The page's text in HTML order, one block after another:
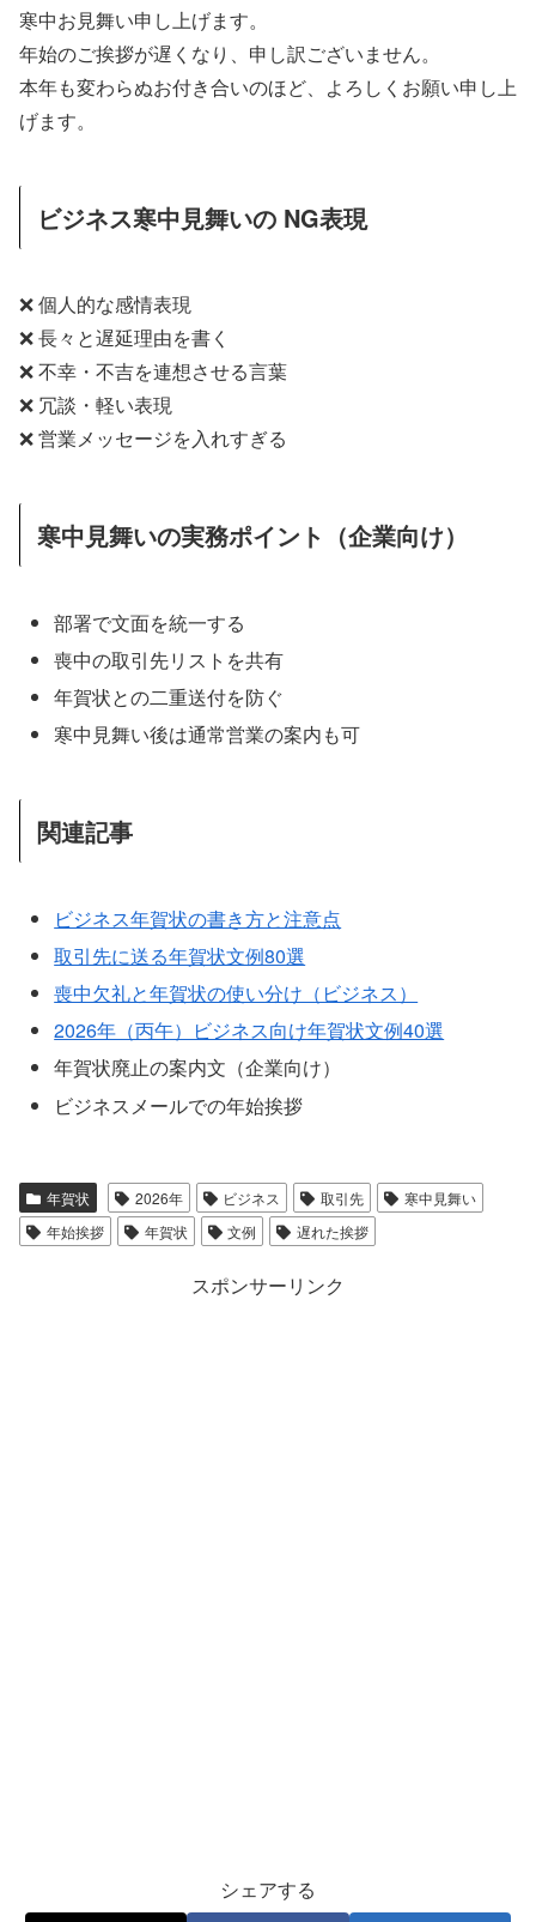
寒中お見舞い申し上げます。
年始のご挨拶が遅くなり、申し訳ございません。
本年も変わらぬお付き合いのほど、よろしくお願い申し上
げます。
ビジネス寒中見舞いの NG表現
❌ 個人的な感情表現
❌ 長々と遅延理由を書く
❌ 不幸・不吉を連想させる言葉
❌ 冗談・軽い表現
❌ 営業メッセージを入れすぎる
寒中見舞いの実務ポイント（企業向け）
部署で文面を統一する
喪中の取引先リストを共有
年賀状との二重送付を防ぐ
寒中見舞い後は通常営業の案内も可
関連記事
ビジネス年賀状の書き方と注意点
取引先に送る年賀状文例80選
喪中欠礼と年賀状の使い分け（ビジネス）
2026年（丙午）ビジネス向け年賀状文例40選
年賀状廃止の案内文（企業向け）
ビジネスメールでの年始挨拶
年賀状 2026年 ビジネス 取引先
寒中見舞い
年始挨拶
年賀状 文例 遅れた挨拶
スポンサーリンク
シェアする